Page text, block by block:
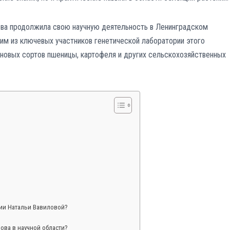
продолжила свою научную деятельность в Ленинградском
из ключевых участников генетической лаборатории этого
сортов пшеницы, картофеля и других сельскохозяйственных
Натальи Вавиловой?
в научной области?